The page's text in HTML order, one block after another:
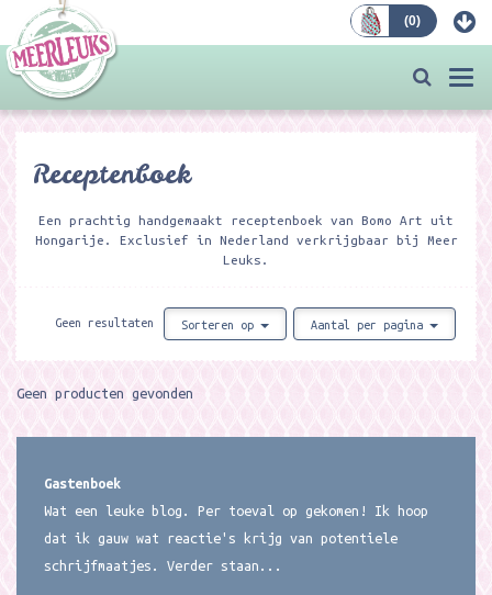
(0)
Receptenboek
Een prachtig handgemaakt receptenboek van Bomo Art uit
Hongarije. Exclusief in Nederland verkrijgbaar bij Meer
Leuks.
Geen resultaten Sorteren op Aantal per pagina
Geen producten gevonden
Gastenboek
Wat een leuke blog. Per toeval op gekomen! Ik hoop
dat ik gauw wat reactie's krijg van potentiele
schrijfmaatjes. Verder staan...